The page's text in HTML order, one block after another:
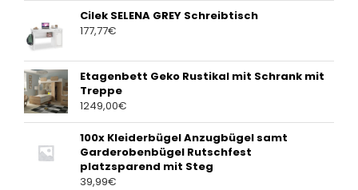
Cilek SELENA GREY Schreibtisch
177,77€
Etagenbett Geko Rustikal mit Schrank mit
Treppe
1249,00€
100x Kleiderbügel Anzugbügel samt
Garderobenbügel Rutschfest
platzsparend mit Steg
39,99€